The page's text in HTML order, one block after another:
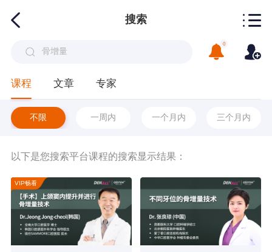
搜索
0
课程 文章 专家
不限 一周内 一个月内 三个月内
以下是您搜索平台课程的搜索显示结果：
VIP畅看